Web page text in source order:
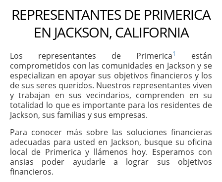
REPRESENTANTES DE PRIMERICA
EN JACKSON, CALIFORNIA
Los representantes de Primerica1
están
comprometidos con las comunidades en Jackson y se
especializan en apoyar sus objetivos financieros y los
de sus seres queridos. Nuestros representantes viven
y trabajan en sus vecindarios, comprenden en su
totalidad lo que es importante para los residentes de
Jackson, sus familias y sus empresas.
Para conocer más sobre las soluciones financieras
adecuadas para usted en Jackson, busque su oficina
local de Primerica y llámenos hoy. Esperamos con
ansias poder ayudarle a lograr sus objetivos
financieros.